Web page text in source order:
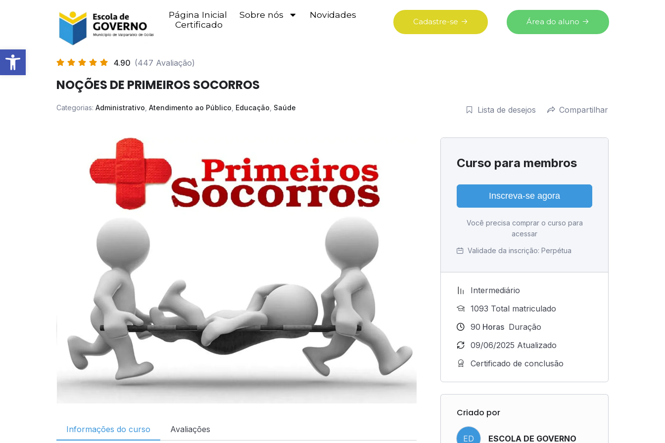
Abrir barra de ferramentas
Página Inicial Sobre nós
Novidades
Certificado
Cadastre-se Área do aluno
4.90 (447 Avaliação)
NOÇÕES DE PRIMEIROS SOCORROS
Categorias: Administrativo, Atendimento ao Público, Educação, Saúde Lista de desejos Compartilhar
Informações do curso Avaliações
Curso para membros
Inscreva-se agora
Você precisa comprar o curso para
acessar
Validade da inscrição: Perpétua
Intermediário
1093 Total matriculado
90 Horas Duração
09/06/2025 Atualizado
Certificado de conclusão
Criado por
ED ESCOLA DE GOVERNO